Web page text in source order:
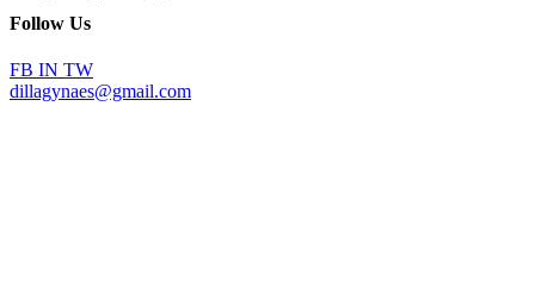
Follow Us
FB IN TW
dillagynaes@gmail.com